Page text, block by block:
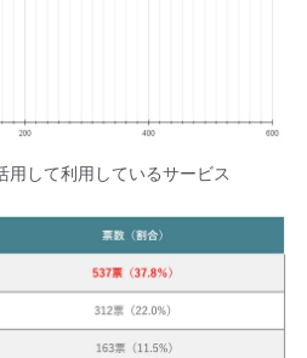
用して利用しているサービス